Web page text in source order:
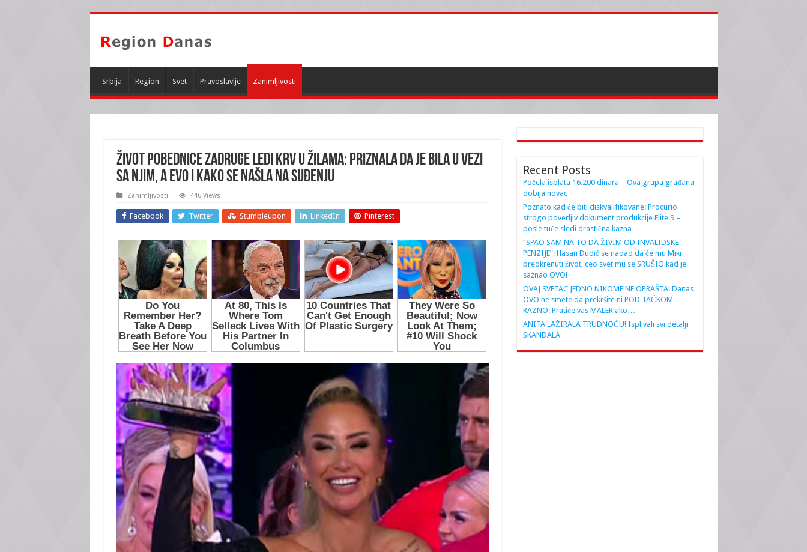
Srbija Region Svet Pravoslavlje Zanimljivosti
ŽIVOT POBEDNICE ZADRUGE LEDI KRV U ŽILAMA: Priznala da je bila u VEZI
SA NJIM, a evo i KAKO se našla na SUĐENJU
Zanimljivosti 446 Views
Facebook Twitter Stumbleupon LinkedIn Pinterest
Recent Posts
Počela isplata 16.200 dinara – Ova grupa građana
dobija novac
Poznato kad će biti diskvalifikovane: Procurio
strogo poverljiv dokument produkcije Elite 9 –
posle tuče sledi drastična kazna
“SPAO SAM NA TO DA ŽIVIM OD INVALIDSKE
PENZIJE”: Hasan Dudić se nadao da će mu Miki
preokrenuti život, ceo svet mu se SRUŠIO kad je
saznao OVO!
OVAJ SVETAC JEDNO NIKOME NE OPRAŠTA! Danas
OVO ne smete da prekršite ni POD TAČKOM
RAZNO: Pratiće vas MALER ako…
ANITA LAŽIRALA TRUDNOĆU! Isplivali svi detalji
SKANDALA